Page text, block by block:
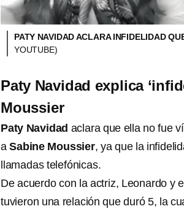
PATY NAVIDAD ACLARA INFIDELIDAD
YOUTUBE)
Paty Navidad explica
Moussier
Paty Navidad aclara que ella no fue
aSabine Moussier, ya que la
llamadas telefónicas.
De acuerdo con la actriz, Leonardo y
tuvieron una relación que duró 5, la